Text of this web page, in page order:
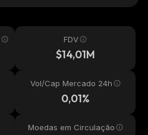
FDV
$14,01M
Vol/Cap Mercado 24h
0,01%
Moedas em Circulação